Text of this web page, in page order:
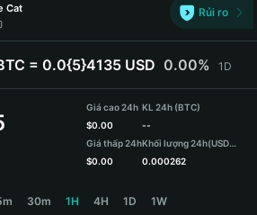
Cat
Rủi ro
= 0.0{5}4135 USD 0.00% 1D
Giá cao 24h
$0.00
Giá thấp 24h
$0.00
KL 24h (BTC)
--
Khối lượng 24h(USDT)
0.000262
30m 1H 4H 1D 1W